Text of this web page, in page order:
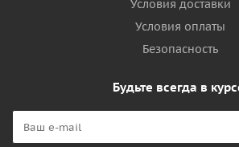
Условия доставки
Условия оплаты
Безопасность
Будьте всегда в